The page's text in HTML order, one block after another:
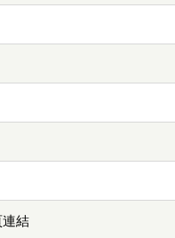
結